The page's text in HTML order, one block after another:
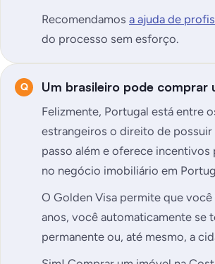
Recomendamos a ajuda de
do processo sem esforço.
Um brasileiro pode comprar
Felizmente, Portugal está entre
estrangeiros o direito de
passo além e oferece
no negócio imobiliário em
O Golden Visa permite que
anos, você automaticamente se
permanente ou, até mesmo, a